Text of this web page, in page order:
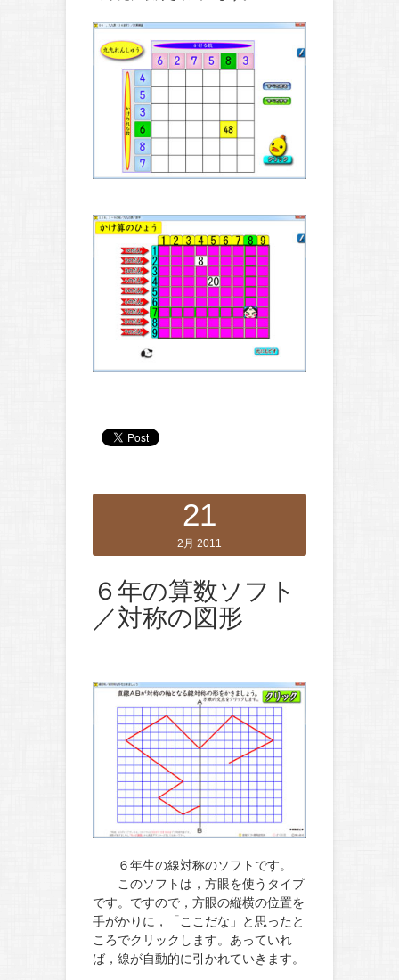
21
2月 2011
６年の算数ソフト
／対称の図形
６年生の線対称のソフトです。
このソフトは，方眼を使うタイプ
です。ですので，方眼の縦横の位置を
手がかりに，「ここだな」と思ったと
ころでクリックします。あっていれ
ば，線が自動的に引かれていきます。